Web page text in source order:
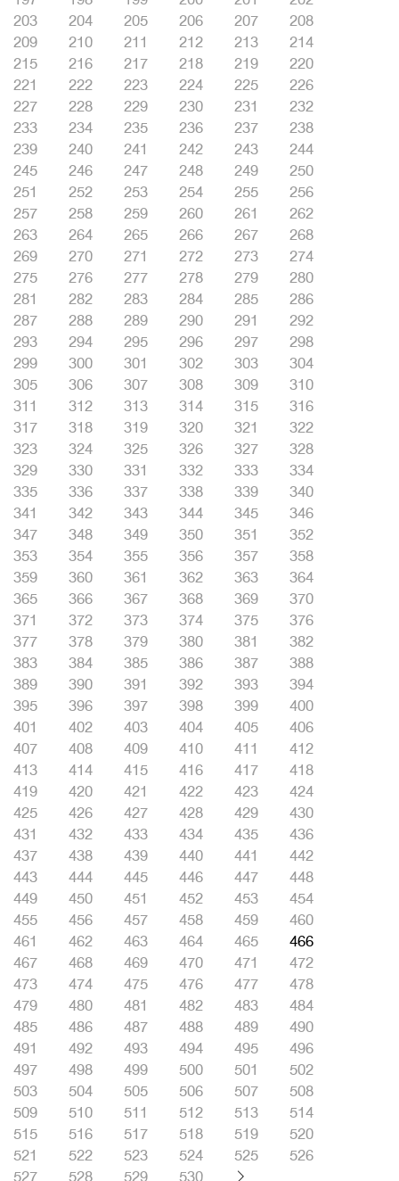
203
204 205 206 207
208
209
210 211 212 213
214
215
216 217 218 219
220
221
222 223 224 225
226
227
228 229 230 231
232
233
234 235 236 237
238
239
240 241 242 243
244
245
246 247 248 249
250
251
252 253 254 255
256
257
258 259 260 261
262
263
264 265 266 267
268
269
270 271 272 273
274
275
276 277 278 279
280
281
282 283 284 285
286
287
288 289 290 291
292
293
294 295 296 297
298
299
300 301 302 303
304
305
306 307 308 309
310
311
312 313 314 315
316
317
318 319 320 321
322
323
324 325 326 327
328
329
330 331 332 333
334
335
336 337 338 339
340
341
342 343 344 345
346
347
348 349 350 351
352
353
354 355 356 357
358
359
360 361 362 363
364
365
366 367 368 369
370
371
372 373 374 375
376
377
378 379 380 381
382
383
384 385 386 387
388
389
390 391 392 393
394
395
396 397 398 399
400
401
402 403 404 405
406
407
408 409 410 411
412
413
414 415 416 417
418
419
420 421 422 423
424
425
426 427 428 429
430
431
432 433 434 435
436
437
438 439 440 441
442
443
444 445 446 447
448
449
450 451 452 453
454
455
456 457 458 459
460
461
462 463 464 465
466
467
468 469 470 471
472
473
474 475 476 477
478
479
480 481 482 483
484
485
486 487 488 489
490
491
492 493 494 495
496
497
498 499 500 501
502
503
504 505 506 507
508
509
510 511 512 513
514
515
516 517 518 519
520
521
522 523 524 525
526